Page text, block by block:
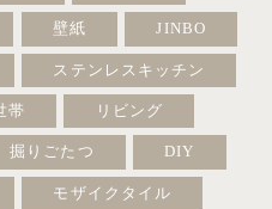
壁紙 JINBO
ステンレスキッチン
帯 リビング
掘りごたつ DIY
モザイクタイル